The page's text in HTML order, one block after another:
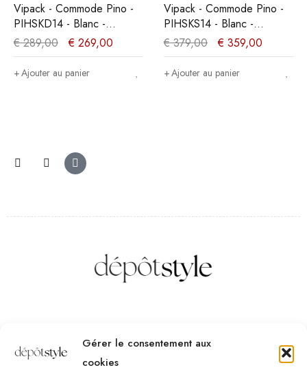
Gérer le consentement aux
cookies
Vipack - Commode Pino -
PIHSKD14 - Blanc -
43,3x71,8xcm
€289,00 € 269,00
Ajouter au panier
Vipack - Commode Pino -
PIHSKS14 - Blanc -
43,3x71,8xcm
€379,00 € 359,00
Ajouter au panier
Téléphone : (+32) 2 523 70 59